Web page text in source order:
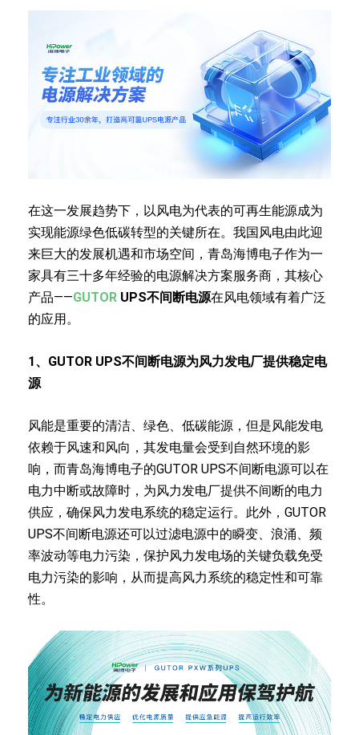
在这一发展趋势下，以风电为代表的可再生能源成为
实现能源绿色低碳转型的关键所在。我国风电由此迎
来巨大的发展机遇和市场空间，青岛海博电子作为一
家具有三十多年经验的电源解决方案服务商，其核心
产品——GUTOR UPS不间断电源在风电领域有着广泛
的应用。
1、GUTOR UPS不间断电源为风力发电厂提供稳定电
源
风能是重要的清洁、绿色、低碳能源，但是风能发电
依赖于风速和风向，其发电量会受到自然环境的影
响，而青岛海博电子的GUTOR UPS不间断电源可以在
电力中断或故障时，为风力发电厂提供不间断的电力
供应，确保风力发电系统的稳定运行。此外，GUTOR
UPS不间断电源还可以过滤电源中的瞬变、浪涌、频
率波动等电力污染，保护风力发电场的关键负载免受
电力污染的影响，从而提高风力系统的稳定性和可靠
性。